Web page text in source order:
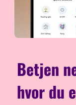
Betjen
hvor du